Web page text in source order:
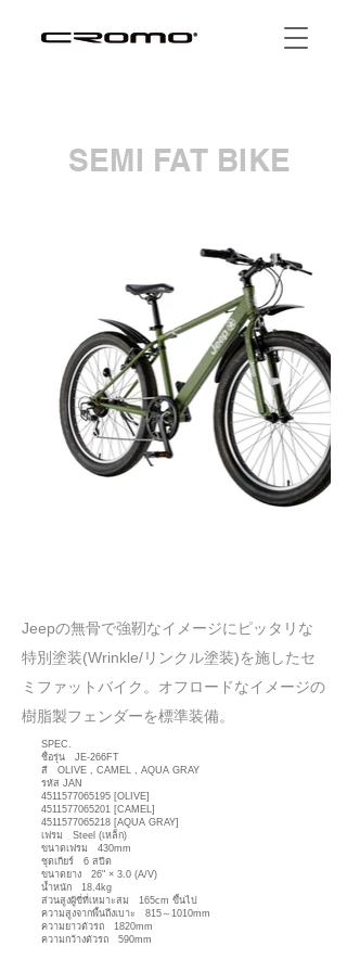
SEMI FAT BIKE
​Jeepの無骨で強靭なイメージにピッタリな
特別塗装(Wrinkle/リンクル塗装)を施したセ
ミファットバイク。オフロードなイメージの
樹脂製フェンダーを標準装備。
SPEC.
ชื่อรุ่น JE-266FT
สี OLIVE , CAMEL , AQUA GRAY
รหัส JAN
4511577065195 [OLIVE]
4511577065201 [CAMEL]
4511577065218 [AQUA GRAY]
เฟรม Steel (เหล็ก)
ขนาดเฟรม 430mm
ชุดเกียร์ 6 สปีด
ขนาดยาง 26" × 3.0 (A/V)
น้ำหนัก 18.4kg
ส่วนสูงผู้ขี่ที่เหมาะสม 165cm ขึ้นไป
ความสูงจากพื้นถึงเบาะ 815～1010mm
ความยาวตัวรถ 1820mm
ความกว้างตัวรถ 590mm